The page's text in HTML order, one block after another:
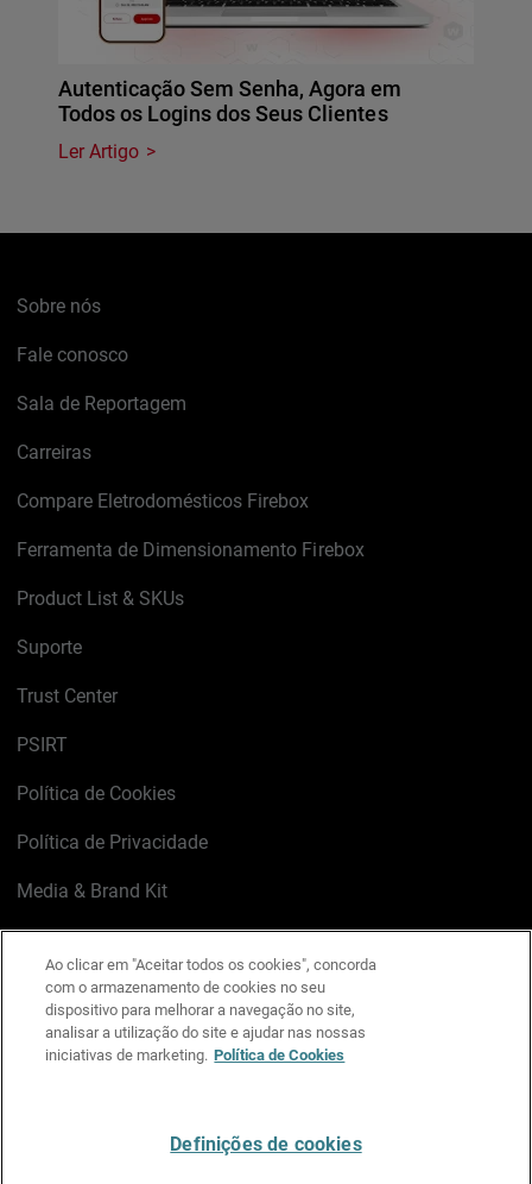
Autenticação Sem Senha, Agora em
Todos os Logins dos Seus Clientes
Ler Artigo
Sobre nós
Fale conosco
Sala de Reportagem
Carreiras
Compare Eletrodomésticos Firebox
Ferramenta de Dimensionamento Firebox
Product List & SKUs
Suporte
Trust Center
PSIRT
Política de Cookies
Política de Privacidade
Media & Brand Kit
LinkedIn
X FacebookInstagram
YouTube
Ao clicar em "Aceitar todos os cookies", concorda
com o armazenamento de cookies no seu
dispositivo para melhorar a navegação no site,
analisar a utilização do site e ajudar nas nossas
iniciativas de marketing. Política de Cookies
Definições de cookies